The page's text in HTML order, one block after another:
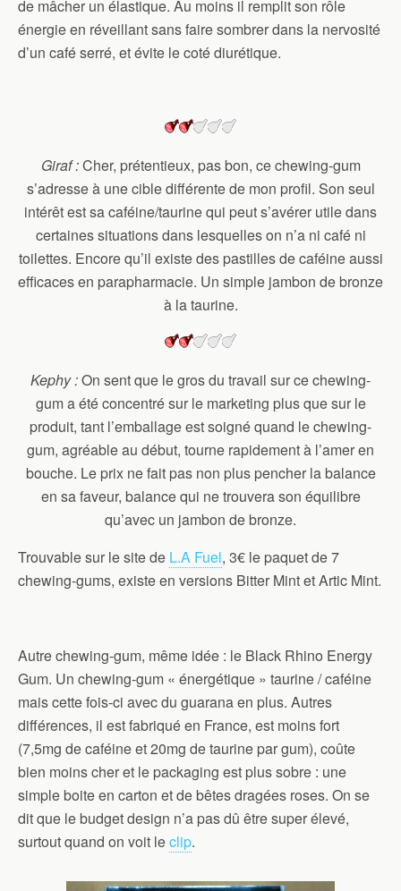
de mâcher un élastique. Au moins il remplit son rôle
énergie en réveillant sans faire sombrer dans la nervosité
d’un café serré, et évite le coté diurétique.
Giraf :Cher, prétentieux, pas bon, ce chewing-gum
s’adresse à une cible différente de mon profil. Son seul
intérêt est sa caféine/taurine qui peut s’avérer utile dans
certaines situations dans lesquelles on n’a ni café ni
toilettes. Encore qu’il existe des pastilles de caféine aussi
efficaces en parapharmacie. Un simple jambon de bronze
à la taurine.
Kephy :On sent que le gros du travail sur ce chewing-
gum a été concentré sur le marketing plus que sur le
produit, tant l’emballage est soigné quand le chewing-
gum, agréable au début, tourne rapidement à l’amer en
bouche. Le prix ne fait pas non plus pencher la balance
en sa faveur, balance qui ne trouvera son équilibre
qu’avec un jambon de bronze.
Trouvable sur le site de L.A Fuel, 3€ le paquet de 7
chewing-gums, existe en versions Bitter Mint et Artic Mint.
Autre chewing-gum, même idée : le Black Rhino Energy
Gum. Un chewing-gum « énergétique » taurine / caféine
mais cette fois-ci avec du guarana en plus. Autres
différences, il est fabriqué en France, est moins fort
(7,5mg de caféine et 20mg de taurine par gum), coûte
bien moins cher et le packaging est plus sobre : une
simple boite en carton et de bêtes dragées roses. On se
dit que le budget design n’a pas dû être super élevé,
surtout quand on voit leclip.